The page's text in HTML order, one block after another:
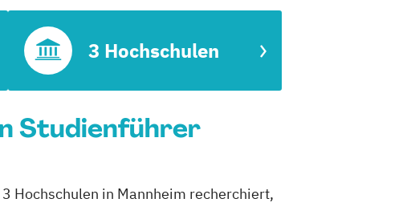
3 Hochschulen
Studienführer
Hochschulen in Mannheim recherchiert,